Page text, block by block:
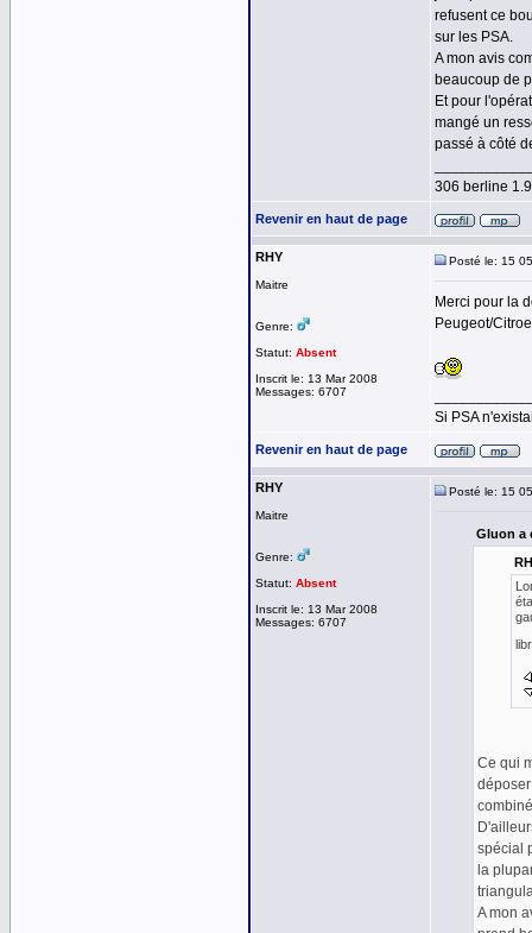
refusent ce
sur les PSA.
A mon avis
beaucoup de
Et pour
mangé un
passé à côté
306 berline
Revenir en haut de page
RHY
Maitre
Genre:
Statut: Absent
Inscrit le: 13 Mar 2008
Messages: 6707
Posté le: 15
Merci pour la
Peugeot/
Si PSA
Revenir en haut de page
RHY
Maitre
Genre:
Statut: Absent
Inscrit le: 13 Mar 2008
Messages: 6707
Posté le: 15
Gluon a
Ce qui
spécial
la
A mon